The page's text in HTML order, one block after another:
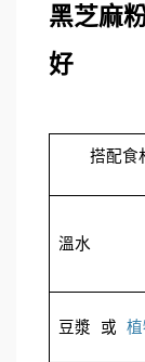
黑芝麻
好
搭配食
溫水
豆漿 或